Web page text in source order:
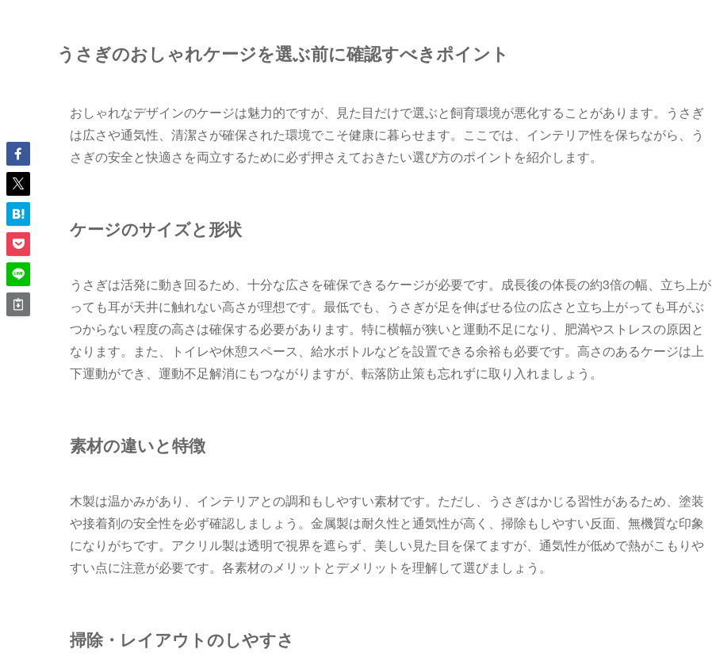
うさぎのおしゃれケージを選ぶ前に確認すべきポイント
おしゃれなデザインのケージは魅力的ですが、見た目だけで選ぶと飼育環境が悪化することがあります。うさぎ
は広さや通気性、清潔さが確保された環境でこそ健康に暮らせます。ここでは、インテリア性を保ちながら、う
さぎの安全と快適さを両立するために必ず押さえておきたい選び方のポイントを紹介します。
ケージのサイズと形状
うさぎは活発に動き回るため、十分な広さを確保できるケージが必要です。成長後の体長の約3倍の幅、立ち上が
っても耳が天井に触れない高さが理想です。最低でも、うさぎが足を伸ばせる位の広さと立ち上がっても耳がぶ
つからない程度の高さは確保する必要があります。特に横幅が狭いと運動不足になり、肥満やストレスの原因と
なります。また、トイレや休憩スペース、給水ボトルなどを設置できる余裕も必要です。高さのあるケージは上
下運動ができ、運動不足解消にもつながりますが、転落防止策も忘れずに取り入れましょう。
素材の違いと特徴
木製は温かみがあり、インテリアとの調和もしやすい素材です。ただし、うさぎはかじる習性があるため、塗装
や接着剤の安全性を必ず確認しましょう。金属製は耐久性と通気性が高く、掃除もしやすい反面、無機質な印象
になりがちです。アクリル製は透明で視界を遮らず、美しい見た目を保てますが、通気性が低めで熱がこもりや
すい点に注意が必要です。各素材のメリットとデメリットを理解して選びましょう。
掃除・レイアウトのしやすさ